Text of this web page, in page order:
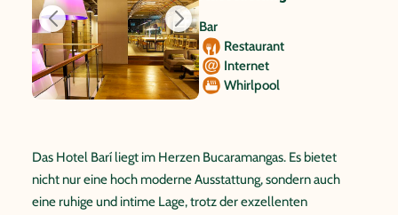
Bar
Restaurant
Internet
Whirlpool
Das Hotel Barí liegt im Herzen Bucaramangas. Es bietet
nicht nur eine hoch moderne Ausstattung, sondern auch
eine ruhige und intime Lage, trotz der exzellenten